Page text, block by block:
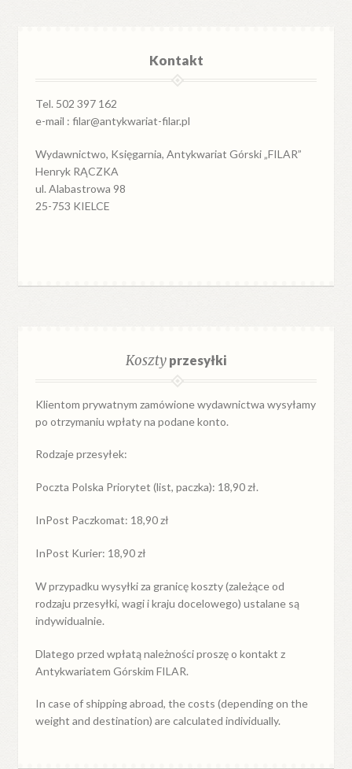
Kontakt
Tel. 502 397 162
e-mail : filar@antykwariat-filar.pl
Wydawnictwo, Księgarnia, Antykwariat Górski „FILAR”
Henryk RĄCZKA
ul. Alabastrowa 98
25-753 KIELCE
Kosztyprzesyłki
Klientom prywatnym zamówione wydawnictwa wysyłamy
po otrzymaniu wpłaty na podane konto.
Rodzaje przesyłek:
Poczta Polska Priorytet (list, paczka): 18,90 zł.
InPost Paczkomat: 18,90 zł
InPost Kurier: 18,90 zł
W przypadkuwysyłkiza granicękoszty (zależące od
rodzaju przesyłki, wagi i kraju docelowego) ustalane są
indywidualnie.
Dlatego przed wpłatą należności proszę o kontakt z
Antykwariatem Górskim FILAR.
In case of shipping abroad, the costs (depending on the
weight and destination) are calculated individually.